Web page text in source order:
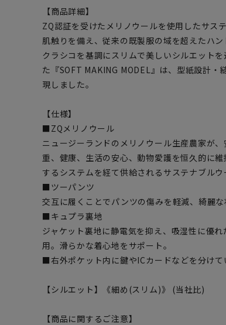
【商品詳細】
ZQ認証を受けたメリノウールを使用したサス
肌触りを備え、従来の既製服の域を超えたハ
クラシコを基調にスリムで美しいシルエット
た『SOFT MAKING MODEL』は、型紙設計
現しました。
【仕様】
■ZQメリノウール
ニュージーランドのメリノウール生産農家が
重、健康、生活の安心、動物愛護を恒久的に
するシステムを経て供給されるサステナブルウ
■ツーパンツ
交互に履くことでパンツの傷みを軽減、綺麗な
■キュプラ裏地
ジャケット裏地に静電気を抑え、吸湿性に優
用。滑らかな着心地をサポート。
■右外ポケット内に鍵やICカードなどを分けて
【シルエット】《細め(スリム)》 (当社比)
【商品に関するご注意】